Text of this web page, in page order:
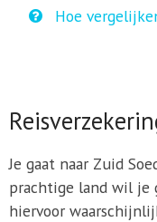
Hoe
Je gaat naar Zuid
prachtige land wil je
hiervoor